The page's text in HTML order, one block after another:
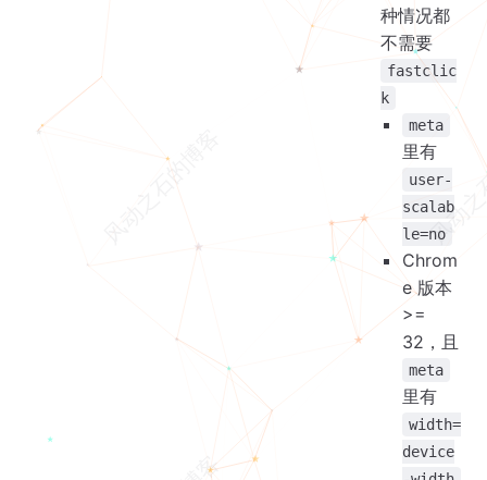
种情况都
不需要
fastclic
k
meta
里有
user-
scalab
le=no
Chrom
e 版本
>=
32，且
meta
里有
width=
device